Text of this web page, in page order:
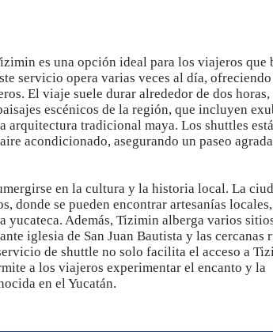
es una opción ideal para los viajeros que
servicio opera varias veces al día,
El viaje suele durar alrededor de dos horas,
escénicos de la región, que incluyen
arquitectura tradicional maya. Los shuttles
acondicionado, asegurando un paseo
en la cultura y la historia local. La
donde se pueden encontrar artesanías locales,
yucateca. Además, Tizimin alberga varios
iglesia de San Juan Bautista y las cercanas
de shuttle no solo facilita el acceso a
a los viajeros experimentar el encanto y la
en el Yucatán.